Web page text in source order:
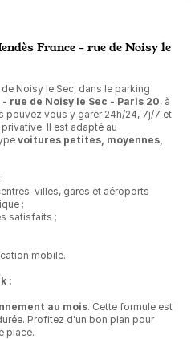
France - rue de Noisy le
Noisy le Sec, dans le parking
rue de Noisy le Sec - Paris 20, à
pouvez vous y garer 24h/24, 7j/7 et
Il est adapté au
voitures petites, moyennes,
:
villes, gares et aéroports
;
satisfaits ;
mobile.
:
au mois. Cette formule est
Profitez d'un bon plan pour
place.